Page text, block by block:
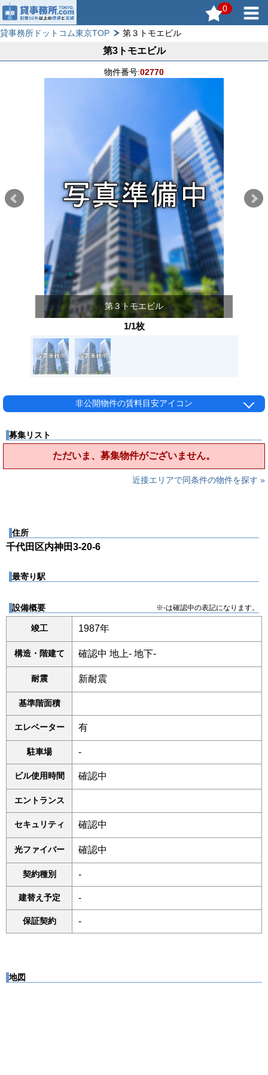
0
貸事務所ドットコム東京TOP 第３トモエビル
第3トモエビル
物件番号:02770
第３トモエビル
1/1枚
非公開物件の賃料目安アイコン
募集リスト
ただいま、募集物件がございません。
近接エリアで同条件の物件を探す »
住所
千代田区内神田3-20-6
最寄り駅
設備概要 ※-は確認中の表記になります。
竣工 1987年
構造・階建て 確認中 地上- 地下-
耐震 新耐震
基準階面積
エレベーター 有
駐車場 -
ビル使用時間 確認中
エントランス
セキュリティ 確認中
光ファイバー 確認中
契約種別 -
建替え予定 -
保証契約 -
地図